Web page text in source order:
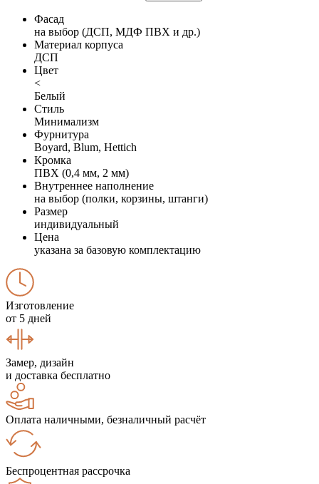
Фасад
на выбор (ДСП, МДФ ПВХ и др.)
Материал корпуса
ДСП
Цвет
<
Белый
Стиль
Минимализм
Фурнитура
Boyard, Blum, Hettich
Кромка
ПВХ (0,4 мм, 2 мм)
Внутреннее наполнение
на выбор (полки, корзины, штанги)
Размер
индивидуальный
Цена
указана за базовую комплектацию
Изготовление
от 5 дней
Замер, дизайн
и доставка бесплатно
Оплата наличными, безналичный расчёт
Беспроцентная рассрочка